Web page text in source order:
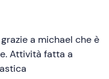
a michael che è
Attività fatta a